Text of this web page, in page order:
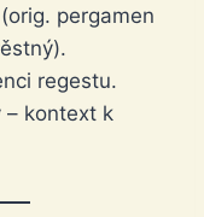
pergamen
regestu.
– kontext k